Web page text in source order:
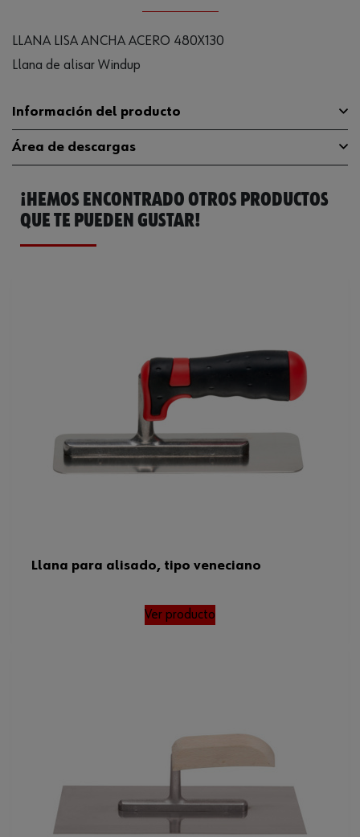
LLANA LISA ANCHA ACERO 480X130
Llana de alisar Windup
Información del producto
Longitud de lámina 480 mm
Material de la hoja Acero
Material de la empuñadura
Peso del producto (por artículo) 727.000 g
Área de descargas
Catálogo General 0695943430
¡HEMOS ENCONTRADO OTROS PRODUCTOS
QUE TE PUEDEN GUSTAR!
Llana para alisado, tipo veneciano
Ver producto